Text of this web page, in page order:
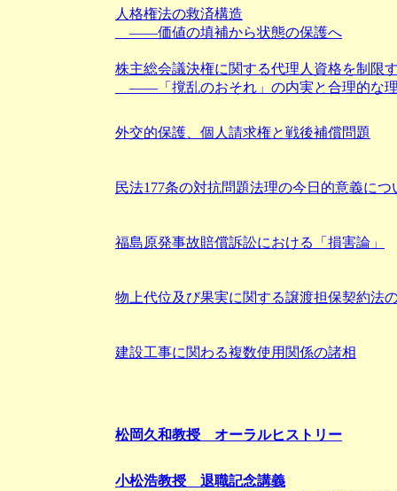
人格権法の救済構造
――価値の填補から状態の保護へ
株主総会議決権に関する代理人資格を制限
――「撹乱のおそれ」の内実と合理的な
外交的保護、個人請求権と戦後補償問題
民法177条の対抗問題法理の今日的意義につ
福島原発事故賠償訴訟における「損害論」
物上代位及び果実に関する譲渡担保契約法
建設工事に関わる複数使用関係の諸相
松岡久和教授 オーラルヒストリー
小松浩教授 退職記念講義